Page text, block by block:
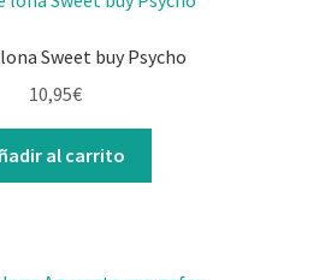
Sweet buy Psycho
10,95€
al carrito